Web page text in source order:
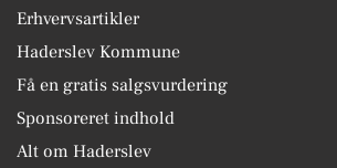
Erhvervsartikler
Haderslev Kommune
Få en gratis salgsvurdering
Sponsoreret indhold
Alt om Haderslev